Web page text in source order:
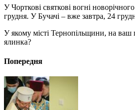
У Чорткові святкові вогні
грудня. У Бучачі – вже завтра, 24
У якому місті Тернопільщини, на ваш
ялинка?
Попередня